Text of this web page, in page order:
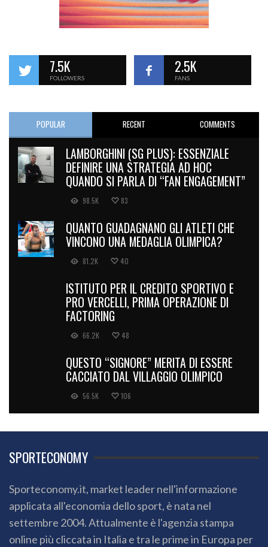
7.5K
FOLLOWERS
2.5K
FANS
POPULAR RECENT COMMENTS
LAMBORGHINI (SG PLUS): ESSENZIALE
DEFINIRE UNA STRATEGIA AD HOC
QUANDO SI PARLA DI “FAN ENGAGEMENT”
98.5K 83
QUANTO GUADAGNANO GLI ATLETI CHE
VINCONO UNA MEDAGLIA OLIMPICA?
81.2K 40
ISTITUTO PER IL CREDITO SPORTIVO E
PRO VERCELLI, PRIMA OPERAZIONE DI
FACTORING
66.2K 48
QUESTO “SIGNORE” MERITA DI ESSERE
CACCIATO DAL VILLAGGIO OLIMPICO
56.5K 106
SPORTECONOMY
Sporteconomy.it, market leader nell'informazione
applicata all'economia dello sport, è nata nel
settembre 2004. Attualmente è l'agenzia stampa
online più cliccata in Italia e tra le prime in Europa per